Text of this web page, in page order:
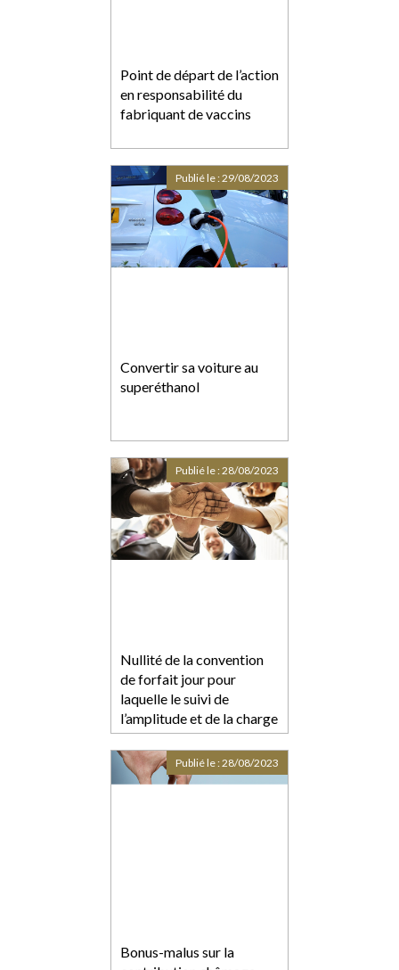
Point de départ de l’action
en responsabilité du
fabriquant de vaccins
Convertir sa voiture au
superéthanol
Publié le :29/08/2023
Nullité de la convention
de forfait jour pour
laquelle le suivi de
l’amplitude et de la charge
de travail n’est pas assuré
de manière effective
Publié le :28/08/2023
Bonus-malus sur la
Publié le :28/08/2023